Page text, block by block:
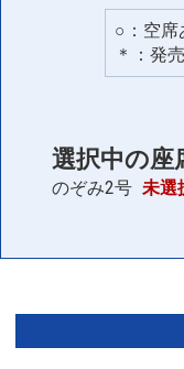
○：空
＊：発
選択中の座
のぞみ2号 未選